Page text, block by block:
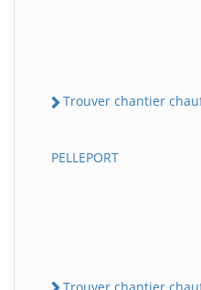
Trouver chantier
PELLEPORT
Trouver chantier